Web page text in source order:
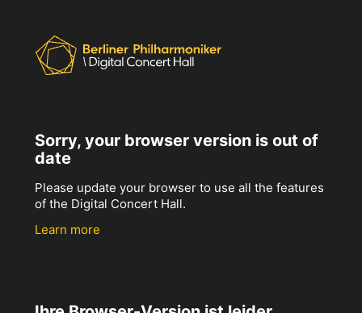
Sorry, your browser version is out of
date
Please update your browser to use all the features
of the Digital Concert Hall.
Learn more